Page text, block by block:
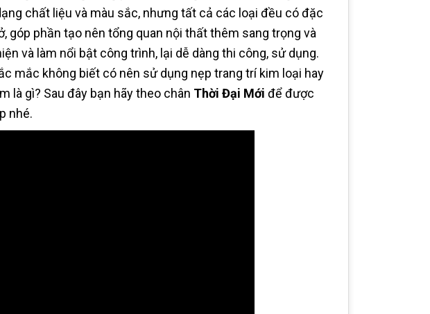
chất liệu và màu sắc, nhưng tất cả các loại đều có đặc
góp phần tạo nên tổng quan nội thất thêm sang trọng và
và làm nổi bật công trình, lại dễ dàng thi công, sử dụng.
mắc không biết có nên sử dụng nẹp trang trí kim loại hay
là gì? Sau đây bạn hãy theo chân Thời Đại Mới để được
nhé.